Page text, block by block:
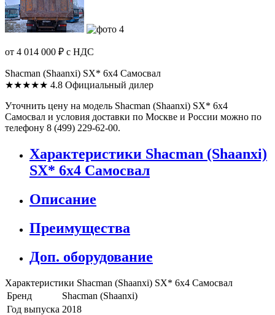
от 4 014 000 ₽ с НДС
Shacman (Shaanxi) SX* 6x4 Самосвал
★★★★★ 4.8 Официальный дилер
Уточнить цену на модель Shacman (Shaanxi) SX* 6x4
Самосвал и условия доставки по Москве и России можно по
телефону 8 (499) 229-62-00.
Характеристики Shacman (Shaanxi)
SX* 6x4 Самосвал
Описание
Преимущества
Доп. оборудование
Характеристики Shacman (Shaanxi) SX* 6x4 Самосвал
Бренд
Shacman (Shaanxi)
Год выпуска 2018